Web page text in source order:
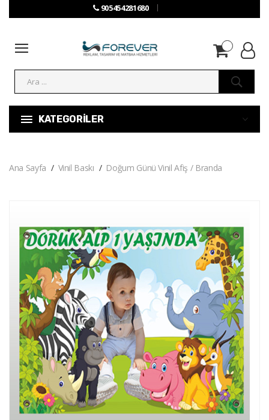
905454281680
KATEGORİLER
Ana Sayfa Vinil Baskı Doğum Günü Vinil Afiş / Branda